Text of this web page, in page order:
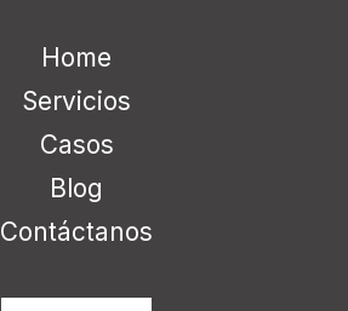
Home
Servicios
Casos
Blog
Contáctanos